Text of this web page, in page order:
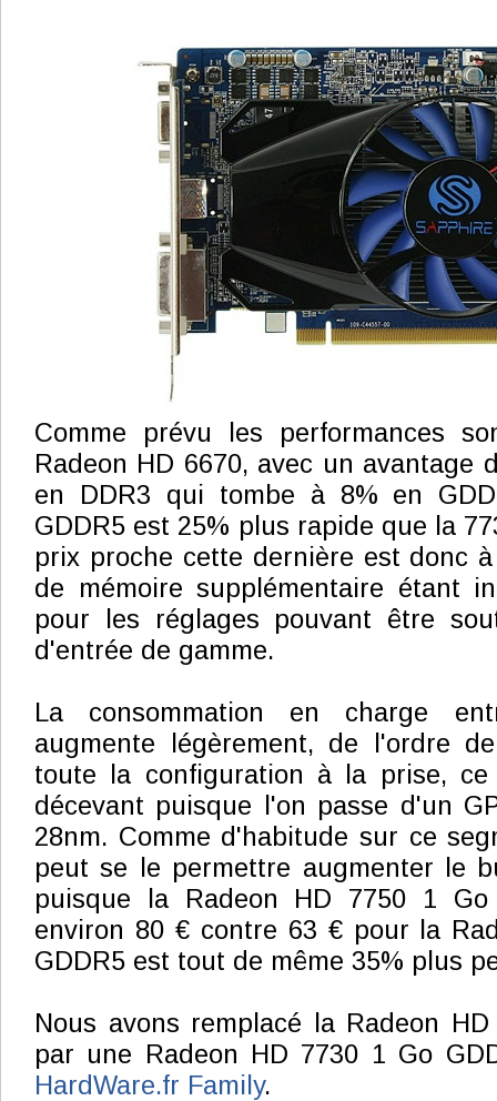
Comme prévu les performances
Radeon HD 6670, avec un avantage
en DDR3 qui tombe à 8% en
GDDR5 est 25% plus rapide que la
prix proche cette dernière est donc
de mémoire supplémentaire étant
pour les réglages pouvant être
d'entrée de gamme.
La consommation en charge
augmente légèrement, de l'ordre
toute la configuration à la prise,
décevant puisque l'on passe d'un
28nm. Comme d'habitude sur ce
peut se le permettre augmenter le
puisque la Radeon HD 7750 1
environ 80 € contre 63 € pour la
GDDR5 est tout de même 35% plus
Nous avons remplacé la Radeon
par une Radeon HD 7730 1 Go
HardWare.fr Family.